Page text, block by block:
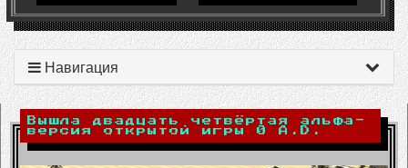
Навигация
Вышла двадцать четвёртая альфа-
версия открытой игры 0 A.D.